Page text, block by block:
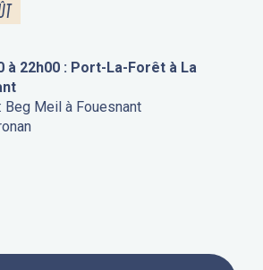
à 22h00 : Port-La-Forêt à La
Beg Meil à Fouesnant